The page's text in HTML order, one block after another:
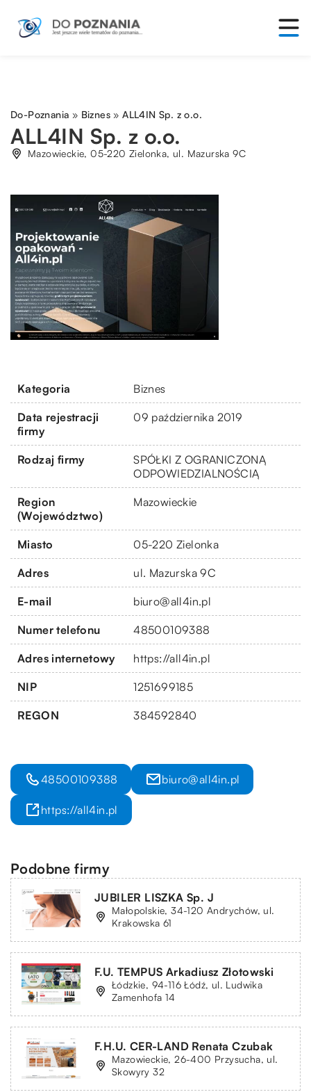
Do-Poznania » Biznes »ALL4IN Sp. z o.o.
ALL4IN Sp. z o.o.
Mazowieckie, 05-220 Zielonka, ul. Mazurska 9C
Kategoria Biznes
Data rejestracji
firmy
09 października 2019
Rodzaj firmy
SPÓŁKI Z OGRANICZONĄ
ODPOWIEDZIALNOŚCIĄ
Region
(Województwo)
Mazowieckie
Miasto 05-220 Zielonka
Adres ul. Mazurska 9C
E-mail biuro@all4in.pl
Numer telefonu 48500109388
Adres internetowy https://all4in.pl
NIP 1251699185
REGON 384592840
48500109388 biuro@all4in.pl
https://all4in.pl
Podobne firmy
JUBILER LISZKA Sp. J
Małopolskie, 34-120 Andrychów, ul.
Krakowska 61
F.U. TEMPUS Arkadiusz Złotowski
Łódzkie, 94-116 Łódź, ul. Ludwika
Zamenhofa 14
F.H.U. CER-LAND Renata Czubak
Mazowieckie, 26-400 Przysucha, ul.
Skowyry 32